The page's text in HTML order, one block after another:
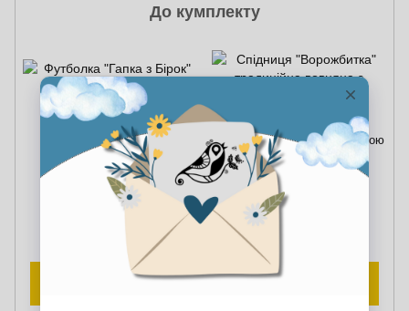
До кумплекту
Футболка "Гапка з Бірок"
700.00 грн
Спідниця "Ворожбитка"
традиційна вовняна з вибійкою
3 500.00 грн
4 200.00 грн
Купити